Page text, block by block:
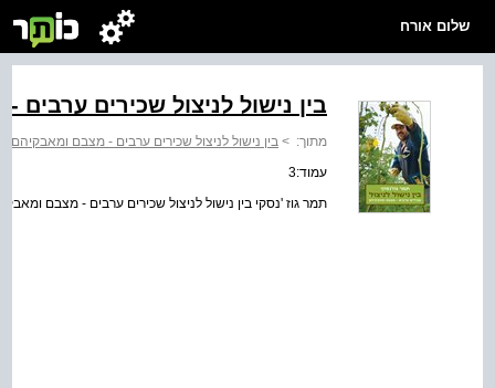
שלום אורח
בין נישול לניצול שכירים
מתוך: > בין נישול לניצול שכירים ערבים - מצבם ומאבקיהם
עמוד:3
תמר גוז 'נסקי בין נישול לניצול שכירים ערבים - מצבם